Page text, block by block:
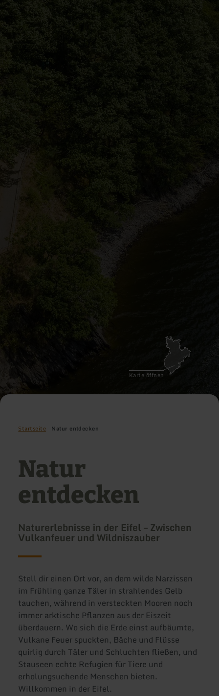
Karte öffnen
Startseite Natur entdecken
Natur
entdecken
Naturerlebnisse in der Eifel – Zwischen
Vulkanfeuer und Wildniszauber
Stell dir einen Ort vor, an dem wilde Narzissen
im Frühling ganze Täler in strahlendes Gelb
tauchen, während in versteckten Mooren noch
immer arktische Pflanzen aus der Eiszeit
überdauern. Wo sich die Erde einst aufbäumte,
Vulkane Feuer spuckten, Bäche und Flüsse
quirlig durch Täler und Schluchten fließen, und
Stauseen echte Refugien für Tiere und
erholungsuchende Menschen bieten.
Willkommen in der Eifel.